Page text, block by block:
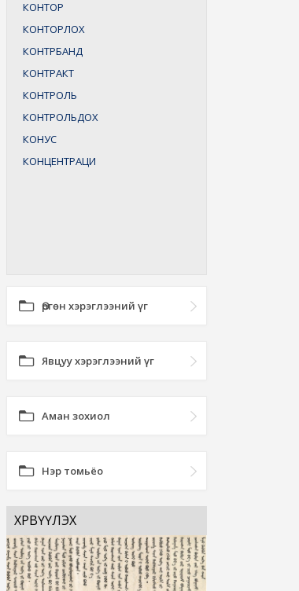
КОНТОР
КОНТОРЛОХ
КОНТРБАНД
КОНТРАКТ
КОНТРОЛЬ
КОНТРОЛЬДОХ
КОНУС
КОНЦЕНТРАЦИ
Өргөн хэрэглээний үг
Явцуу хэрэглээний үг
Аман зохиол
Нэр томьёо
ХӨРВҮҮЛЭХ